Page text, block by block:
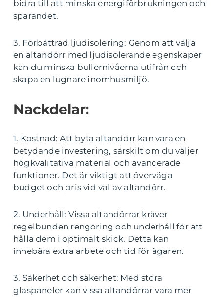
bidra till att minska energiförbrukningen och
sparandet.
3. Förbättrad ljudisolering: Genom att välja
en altandörr med ljudisolerande egenskaper
kan du minska bullernivåerna utifrån och
skapa en lugnare inomhusmiljö.
Nackdelar:
1. Kostnad: Att byta altandörr kan vara en
betydande investering, särskilt om du väljer
högkvalitativa material och avancerade
funktioner. Det är viktigt att överväga
budget och pris vid val av altandörr.
2. Underhåll: Vissa altandörrar kräver
regelbunden rengöring och underhåll för att
hålla dem i optimalt skick. Detta kan
innebära extra arbete och tid för ägaren.
3. Säkerhet och säkerhet: Med stora
glaspaneler kan vissa altandörrar vara mer